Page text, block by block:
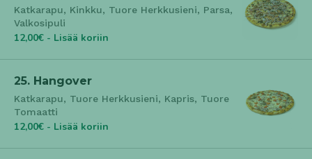
Katkarapu, Kinkku, Tuore Herkkusieni, Parsa,
Valkosipuli
12,00€ - Lisää koriin
25. Hangover
Katkarapu, Tuore Herkkusieni, Kapris, Tuore
Tomaatti
12,00€ - Lisää koriin